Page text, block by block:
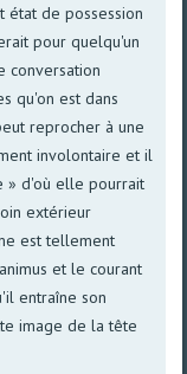
état de possession
pour quelqu'un
conversation
qu'on est dans
reprocher à une
involontaire et il
» d'où elle pourrait
extérieur
est tellement
et le courant
entraîne son
image de la tête